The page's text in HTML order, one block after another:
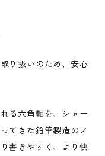
り扱いのため、安心
る六角軸を、シャー
てきた鉛筆製造のノ
書きやすく、より快